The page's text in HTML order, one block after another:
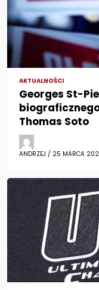
AKTUALNOŚCI
Georges St-
biograficznego
Thomas Soto
ANDRZEJ / 25 MARCA